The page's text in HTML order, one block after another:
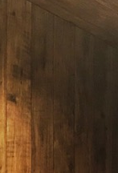
イン展示場
例